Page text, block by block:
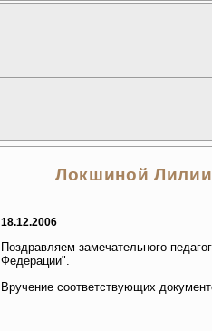
Локшиной Лилии
18.12.2006
Поздравляем замечательного
Федерации".
Вручение соответствующих